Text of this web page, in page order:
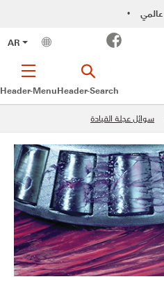
•
عالمي
AR
Facebook
Header-MenuHeader-Search
سوائل عجلة القيادة